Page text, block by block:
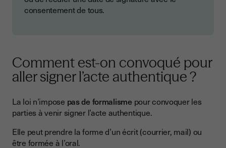
consentement de tous.
Comment est-on convoqué pour
aller signer l’acte authentique ?
La loi n’impose pas de formalismepour convoquer les
parties à venir signer l’acte authentique.
Elle peut prendre la forme d’un écrit (courrier, mail) ou
être formée à l’oral.